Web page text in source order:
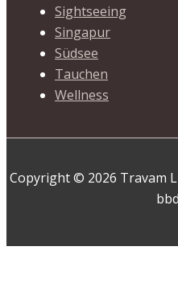
Sightseeing
Singapur
Südsee
Tauchen
Wellness
Copyright © 2026 Travam